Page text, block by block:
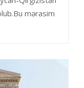
mərasim